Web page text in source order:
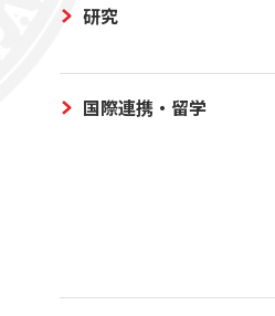
研究
国際連携・留学